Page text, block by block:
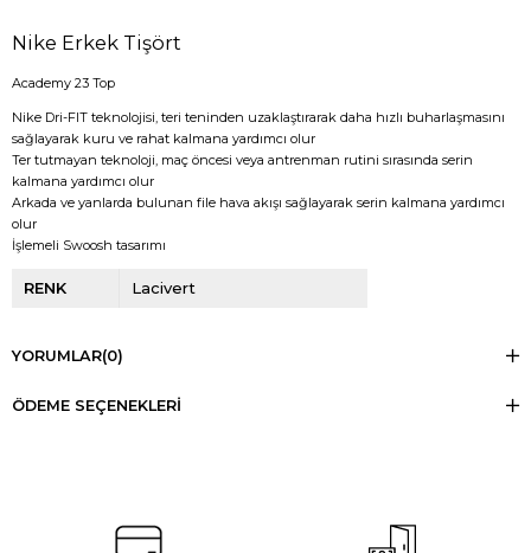
Nike Erkek Tişört
Academy 23 Top
Nike Dri-FIT teknolojisi, teri teninden uzaklaştırarak daha hızlı buharlaşmasını
sağlayarak kuru ve rahat kalmana yardımcı olur
Ter tutmayan teknoloji, maç öncesi veya antrenman rutini sırasında serin
kalmana yardımcı olur
Arkada ve yanlarda bulunan file hava akışı sağlayarak serin kalmana yardımcı
olur
İşlemeli Swoosh tasarımı
RENK Lacivert
YORUMLAR(0)
ÖDEME SEÇENEKLERI